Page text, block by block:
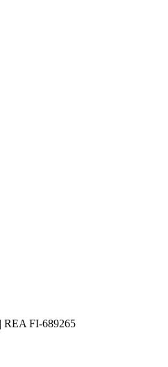
REA FI-689265